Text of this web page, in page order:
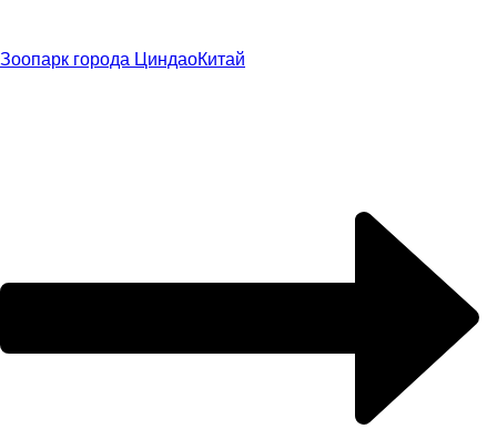
Зоопарк города ЦиндаоКитай